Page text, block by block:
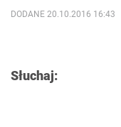
Słuchaj:
DODANE 20.10.2016 16:43